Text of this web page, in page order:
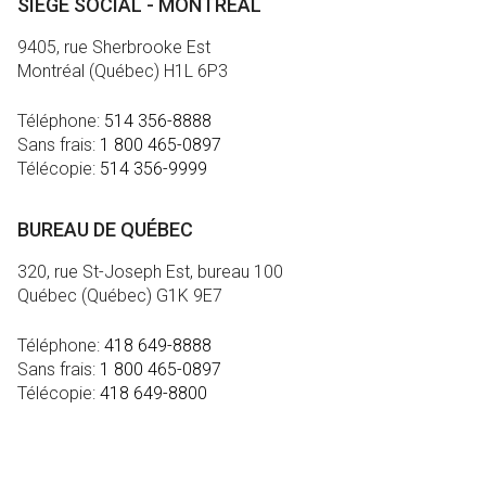
SIÈGE SOCIAL - MONTRÉAL
9405, rue Sherbrooke Est
Montréal (Québec) H1L 6P3
Téléphone: 514 356-8888
Sans frais: 1 800 465-0897
Télécopie: 514 356-9999
BUREAU DE QUÉBEC
320, rue St-Joseph Est, bureau 100
Québec (Québec) G1K 9E7
Téléphone: 418 649-8888
Sans frais: 1 800 465-0897
Télécopie: 418 649-8800